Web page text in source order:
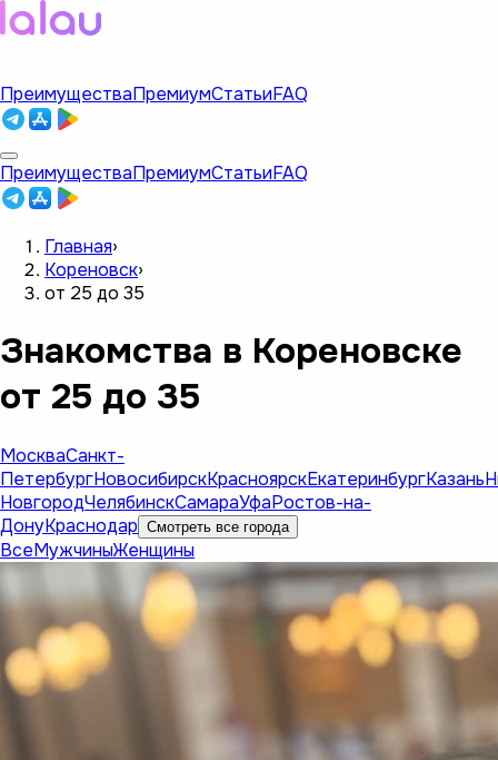
ПреимуществаПремиумСтатьиFAQ
ПреимуществаПремиумСтатьиFAQ
Главная›
Кореновск›
от 25 до 35
Знакомства в Кореновске
от 25 до 35
МоскваСанкт-
ПетербургНовосибирскКрасноярскЕкатеринбургКазань
НовгородЧелябинскСамараУфаРостов-на-
ДонуКраснодар Смотреть все города
ВсеМужчиныЖенщины